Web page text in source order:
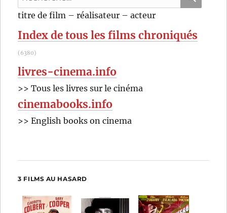
pour
:
titre de film – réalisateur – acteur
Index de tous les films chroniqués
(6380)
livres-cinema.info
>> Tous les livres sur le cinéma
cinemabooks.info
>> English books on cinema
3 FILMS AU HASARD